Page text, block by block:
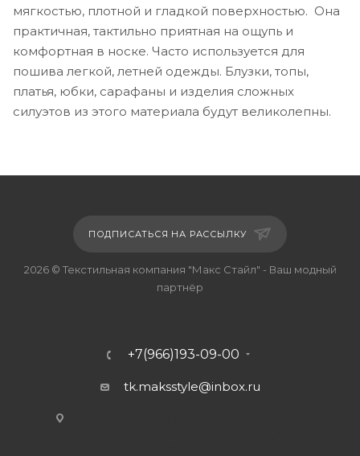
мягкостью, плотной и гладкой поверхностью. Она
практичная, тактильно приятная на ощупь и
комфортная в носке. Часто используется для
пошива легкой, летней одежды. Блузки, топы,
платья, юбки, сарафаны и изделия сложных
силуэтов из этого материала будут великолепны.
ПОДПИСАТЬСЯ НА РАССЫЛКУ
2026 © Текстильная компания "Макс Стайл" - Ваш модный
партнёр
+7(966)193-09-00
tk.maksstyle@inbox.ru